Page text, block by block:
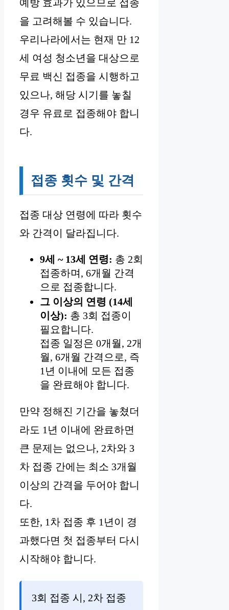
예방 효과가 있으므로 접종
을 고려해볼 수 있습니다.
우리나라에서는 현재 만 12
세 여성 청소년을 대상으로
무료 백신 접종을 시행하고
있으나, 해당 시기를 놓칠
경우 유료로 접종해야 합니
다.
접종 횟수 및 간격
접종 대상 연령에 따라 횟수
와 간격이 달라집니다.
9세 ~ 13세 연령: 총 2회
접종하며, 6개월 간격
으로 접종합니다.
그 이상의 연령 (14세
이상): 총 3회 접종이
필요합니다.
접종 일정은 0개월, 2개
월, 6개월 간격으로, 즉
1년 이내에 모든 접종
을 완료해야 합니다.
만약 정해진 기간을 놓쳤더
라도 1년 이내에 완료하면
큰 문제는 없으나, 2차와 3
차 접종 간에는 최소 3개월
이상의 간격을 두어야 합니
다.
또한, 1차 접종 후 1년이 경
과했다면 첫 접종부터 다시
시작해야 합니다.
3회 접종 시, 2차 접종